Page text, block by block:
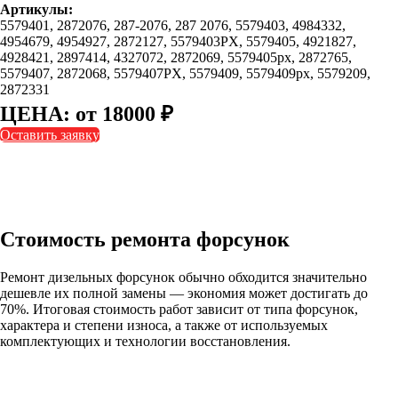
Артикулы:
5579401, 2872076, 287-2076, 287 2076, 5579403, 4984332,
4954679, 4954927, 2872127, 5579403PX, 5579405, 4921827,
4928421, 2897414, 4327072, 2872069, 5579405px, 2872765,
5579407, 2872068, 5579407PX, 5579409, 5579409px, 5579209,
2872331
ЦЕНА: от 18000 ₽
Оставить заявку
Стоимость ремонта форсунок
Ремонт дизельных форсунок обычно обходится значительно
дешевле их полной замены — экономия может достигать до
70%. Итоговая стоимость работ зависит от типа форсунок,
характера и степени износа, а также от используемых
комплектующих и технологии восстановления.